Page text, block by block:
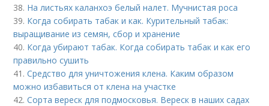
38. На листьях каланхоэ белый налет. Мучнистая роса
39. Когда собирать табак и как. Курительный табак:
выращивание из семян, сбор и хранение
40. Когда убирают табак. Когда собирать табак и как его
правильно сушить
41.Средство для уничтожения клена. Каким образом
можно избавиться от клена на участке
42.Сорта вереск для подмосковья. Вереск в наших садах